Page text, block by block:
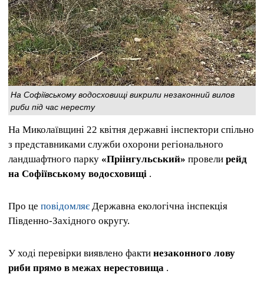
На Софіївському водосховищі викрили незаконний вилов
риби під час нересту
На Миколаївщині 22 квітня державні інспектори спільно
з представниками служби охорони регіонального
ландшафтного парку «Пріінгульський» провели рейд
на Софіївському водосховищі .
Про це повідомляє Державна екологічна інспекція
Південно-Західного округу.
У ході перевірки виявлено факти незаконного лову
риби прямо в межах нерестовища .